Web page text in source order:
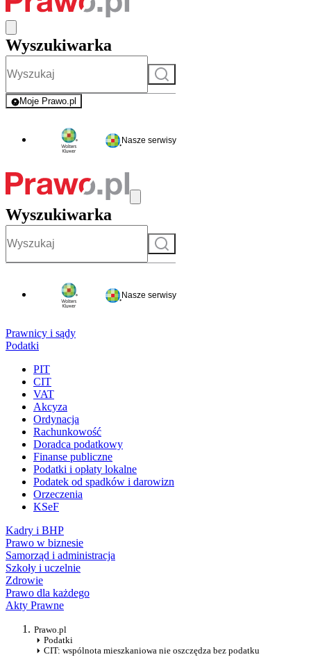
Wyszukiwarka
Szukaj
Moje Prawo.pl
- rejestracja i logowanie do serwisu
Nasze serwisy
Wyszukiwarka
Szukaj
Nasze serwisy
Prawnicy i sądy
Podatki
PIT
CIT
VAT
Akcyza
Ordynacja
Rachunkowość
Doradca podatkowy
Finanse publiczne
Podatki i opłaty lokalne
Podatek od spadków i darowizn
Orzeczenia
KSeF
Kadry i BHP
Prawo w biznesie
Samorząd i administracja
Szkoły i uczelnie
Zdrowie
Prawo dla każdego
Akty Prawne
Prawo.pl
Podatki
CIT: wspólnota mieszkaniowa nie oszczędza bez podatku